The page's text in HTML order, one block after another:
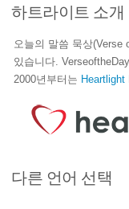
하트라이트 소개
오늘의 말씀 묵상(Verse
있습니다.
2000년부터는 Heartlight
다른 언어 선택